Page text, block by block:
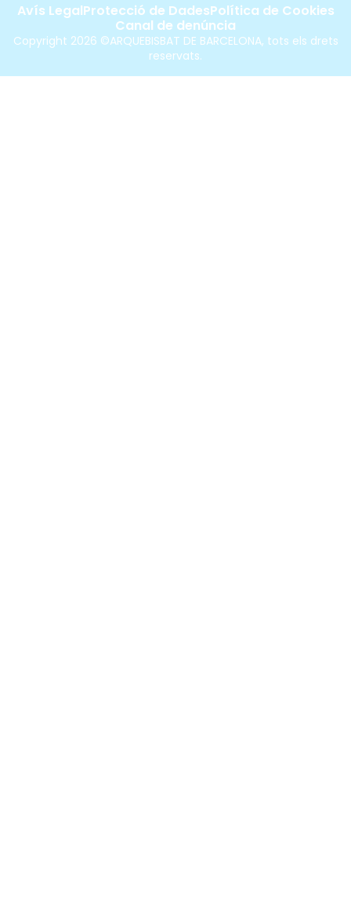
Copyright 2026 ©ARQUEBISBAT DE BARCELONA, tots els drets
reservats.
Avís LegalProtecció de DadesPolítica de Cookies
Canal de denúncia